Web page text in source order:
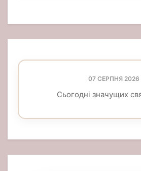
07 СЕРПНЯ 2026
Сьогодні значущих